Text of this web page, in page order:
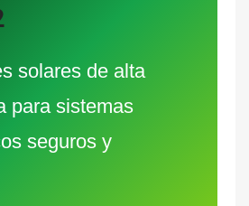
solares de alta
para sistemas
seguros y